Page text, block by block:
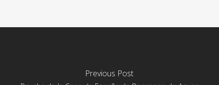
Previous Post